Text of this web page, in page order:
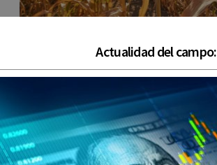
Actualidad del campo: